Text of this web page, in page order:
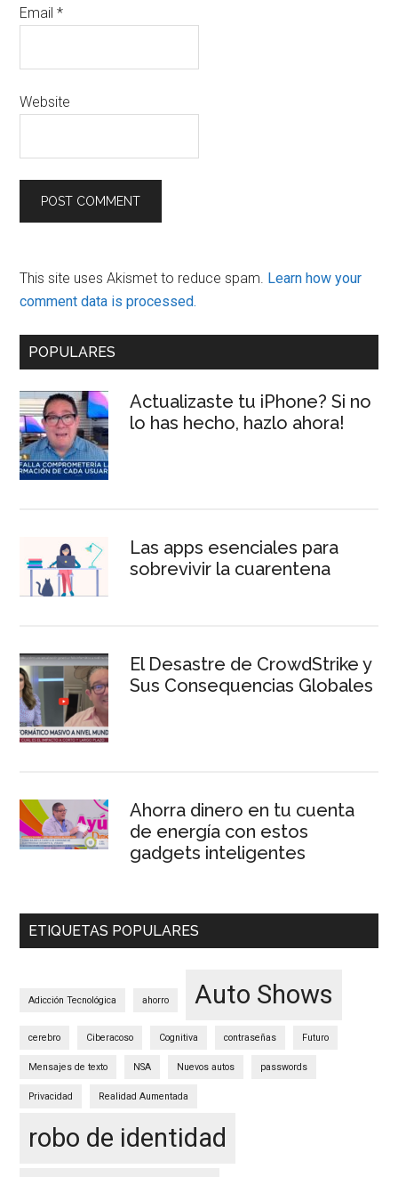
Email*
Website
This site uses Akismet to reduce spam. Learn how your
comment data is processed.
Primary
POPULARES
Actualizaste tu iPhone? Si no
lo has hecho, hazlo ahora!
Las apps esenciales para
sobrevivir la cuarentena
El Desastre de CrowdStrike y
Sus Consequencias Globales
Ahorra dinero en tu cuenta
de energía con estos
gadgets inteligentes
ETIQUETAS POPULARES
Adicción Tecnológica ahorro Auto Shows
cerebro Ciberacoso Cognitiva contraseñas Futuro
Mensajes de texto NSA Nuevos autos passwords
Privacidad Realidad Aumentada
robo de identidad